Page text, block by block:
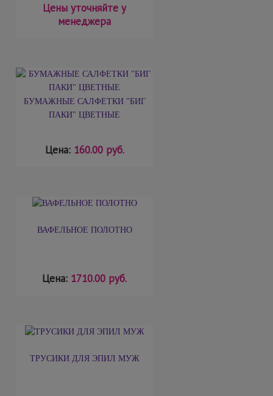
Цены уточняйте у
менеджера
БУМАЖНЫЕ САЛФЕТКИ "БИГ
ПАКИ" ЦВЕТНЫЕ
Цена: 160.00 руб.
ВАФЕЛЬНОЕ ПОЛОТНО
Цена: 1710.00 руб.
ТРУСИКИ ДЛЯ ЭПИЛ МУЖ